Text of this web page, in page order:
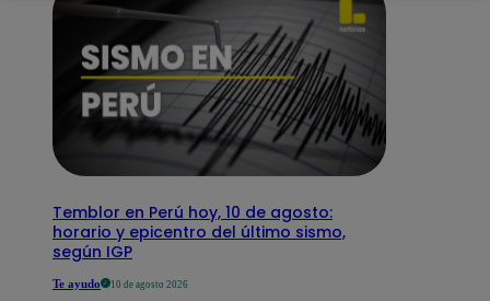
Temblor en Perú hoy, 10 de agosto:
horario y epicentro del último sismo,
según IGP
Te ayudo 10 de agosto 2026